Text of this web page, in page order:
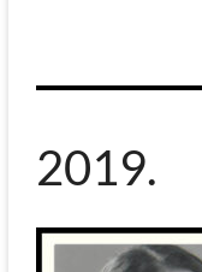
2019.